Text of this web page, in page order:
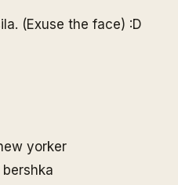
(Exuse the face) :D
yorker